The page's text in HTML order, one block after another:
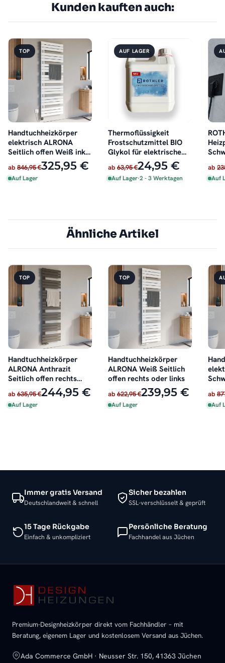
Kunden kauften auch:
TOP
Handtuchheizkörper
elektrisch ALRONA
Seitlich offen Weiß inkl.
ab 846,95 €325,95 €
Auf Lager
AUF LAGER
Thermoflüssigkeit
Frostschutzmittel BIO
Glykol für elektrische
Badheizkörper 2 Liter
ab 63,95 €24,95 €
Auf Lager·2 - 3 Werktagen
ab
Auf
Ähnliche Artikel
TOP
Handtuchheizkörper
ALRONA Anthrazit
Seitlich offen rechts
oder links
ab 635,95 €244,95 €
Auf Lager
TOP
Handtuchheizkörper
ALRONA Weiß Seitlich
offen rechts oder links
ab 622,95 €239,95 €
Auf Lager
ab
Auf
Immer gratis Versand
Deutschlandweit & schnell
Sicher bezahlen
SSL-verschlüsselt & geprüft
15 Tage Rückgabe
Einfach & unkompliziert
Persönliche Beratung
Fachhandel aus Jüchen
Premium-Designheizkörper direkt vom Fachhändler – mit
Beratung, eigenem Lager und kostenlosem Versand aus Jüchen.
Ada Commerce GmbH · Neusser Str. 150, 41363 Jüchen